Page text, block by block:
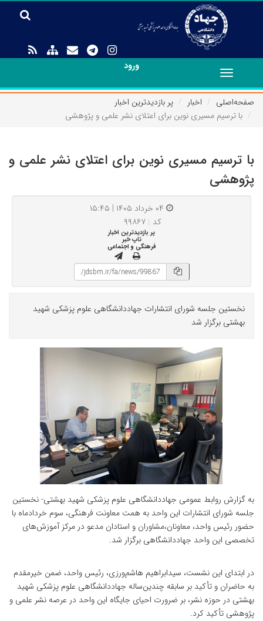
ورود
Toggle
navigation
صفحه‌اصلی
اخبار
پر بازدیدترین اخبار
با ترسیم مسیری نوین برای اعتلای نشر علمی و پژوهشی
با ترسیم مسیری نوین برای اعتلای نشر علمی و
پژوهشی
کد : ۹۹۸۶۷
پر بازدیدترین اخبار
تاپ خبر
فرهنگی و اجتماعی
نخستین جلسه شورای انتشارات جهاددانشگاهی علوم پزشکی شهید
بهشتی برگزار شد
به گزارش روابط عمومی جهاددانشگاهی علوم پزشکی شهید بهشتی- نخستین
جلسه شورای انتشارات این واحد به همت معاونت فرهنگی، سوم خردادماه با
حضور رئیس واحد، معاونان،مشاوران و استادان مدعو در مرکز آموزش‌های
تخصصی این واحد جهاددانشگاهی برگزار شد.
در ابتدای این نشست، سیدابراهیم هاشم‌ورزی، رئیس واحد، ضمن خیرمقدم
به حاضران و تأکید بر سابقه چندین‌ساله جهاددانشگاهی علوم پزشکی شهید
بهشتی در حوزه نشر، بر ضرورت احیای جایگاه این واحد در عرصه نشر علمی و
پژوهشی تأکید کرد.